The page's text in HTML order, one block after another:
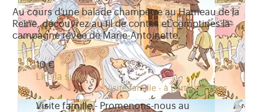
Au cours d’une balade champêtre au Hameau de la
Reine, découvrez au fil de contes et comptines la
campagne rêvée de Marie-Antoinette.
10 €
Lire la suite
Visite famille - à partir de 3 ans
Visite famille - Promenons-nous au